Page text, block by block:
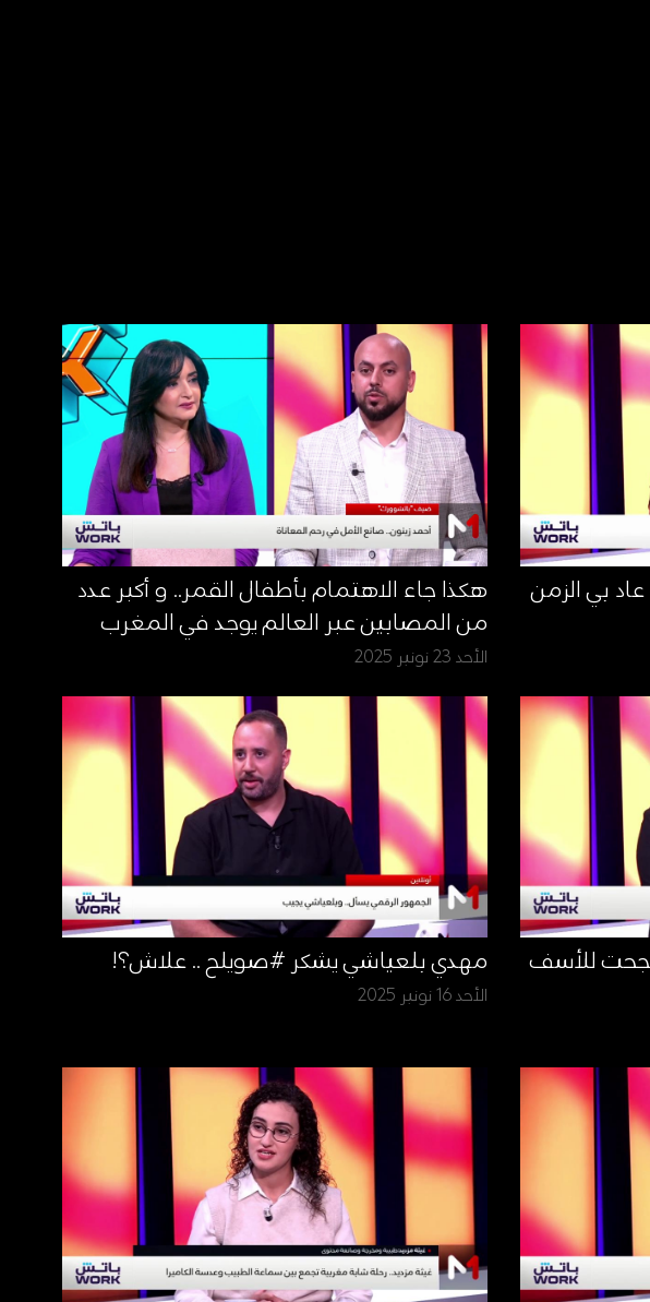
هكذا جاء الاهتمام بأطفال القمر.. و أكبر عدد
من المصابين عبر العالم يوجد في المغرب
الأحد 23 نونبر 2025
بي الزمن
مهدي بلعياشي يشكر #صويلح .. علاش؟!
الأحد 16 نونبر 2025
للأسف